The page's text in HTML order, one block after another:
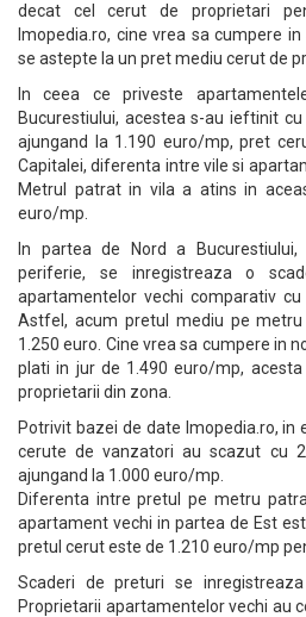
decat cel cerut de proprietari
Imopedia.ro, cine vrea sa cumpere
se astepte la un pret mediu cerut de
In ceea ce priveste
Bucurestiului, acestea s-au ieftinit
ajungand la 1.190 euro/mp, pret
Capitalei, diferenta intre vile si
Metrul patrat in vila a atins in
euro/mp.
In partea de Nord a
periferie, se inregistreaza o
apartamentelor vechi comparativ
Astfel, acum pretul mediu pe
1.250 euro. Cine vrea sa cumpere in
plati in jur de 1.490 euro/mp,
proprietarii din zona.
Potrivit bazei de date Imopedia.ro, in
cerute de vanzatori au scazut cu
ajungand la 1.000 euro/mp.
Diferenta intre pretul pe metru
apartament vechi in partea de Est
pretul cerut este de 1.210 euro/mp
Scaderi de preturi se
Proprietarii apartamentelor vechi au